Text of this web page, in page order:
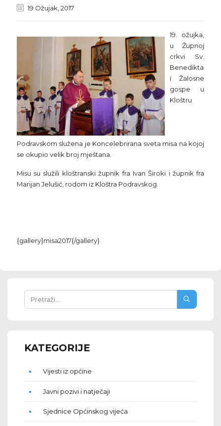
19 Ožujak, 2017
19. ožujka,
u Župnoj
crkvi Sv.
Benedikta
i Žalosne
gospe u
Kloštru
Podravskom služena je Koncelebrirana sveta misa na kojoj
se okupio velik broj mještana.
Misu su služili kloštranski župnik fra Ivan Široki i župnik fra
Marijan Jelušić, rodom iz Kloštra Podravskog.
{gallery}misa2017{/gallery}
KATEGORIJE
Vijesti iz općine
Javni pozivi i natječaji
Sjednice Općinskog vijeća